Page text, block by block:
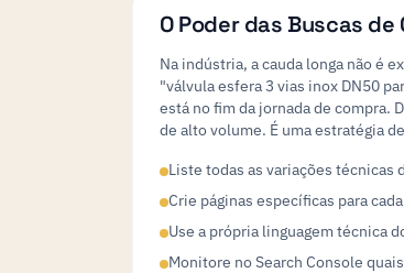
O Poder das Buscas
Na indústria, a cauda longa não é
"válvula esfera 3 vias inox DN50
está no fim da jornada de compra.
de alto volume. É uma estratégia de
Liste todas as variações técnicas
Crie páginas específicas para
Use a própria linguagem técnica
Monitore no Search Console